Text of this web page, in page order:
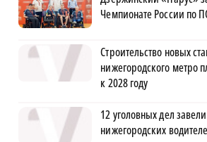
Чемпионате России по
Строительство новых
нижегородского метро
к 2028 году
12 уголовных дел
нижегородских